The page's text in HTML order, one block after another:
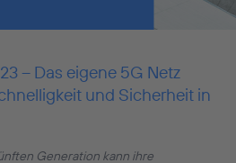
– Das eigene 5G Netz
und Sicherheit in
Generation kann ihre